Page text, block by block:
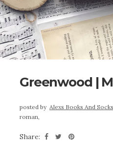
Greenwood |
posted by Alexs Books And Socks
roman,
Share: